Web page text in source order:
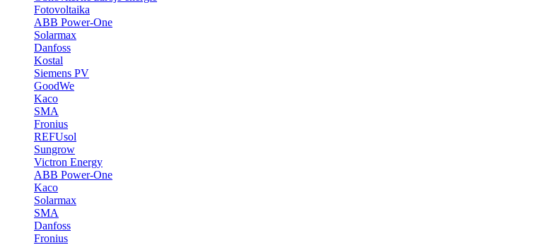
Fotovoltaika
ABB Power-One
Solarmax
Danfoss
Kostal
Siemens PV
GoodWe
Kaco
SMA
Fronius
REFUsol
Sungrow
Victron Energy
ABB Power-One
Kaco
Solarmax
SMA
Danfoss
Fronius